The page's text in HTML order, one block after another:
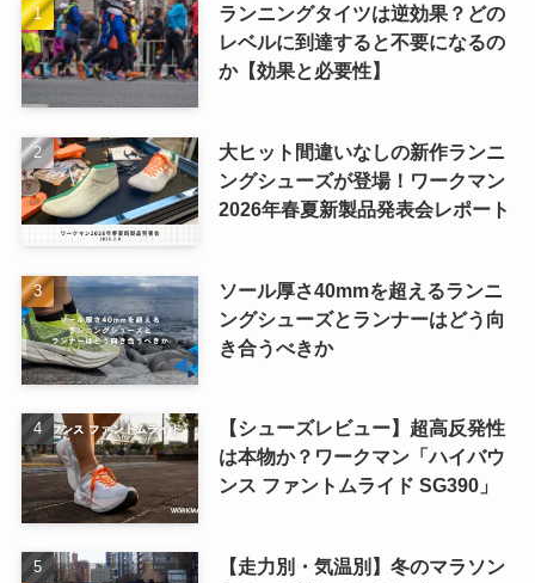
ランニングタイツは逆効果？どの
レベルに到達すると不要になるの
か【効果と必要性】
大ヒット間違いなしの新作ランニ
ングシューズが登場！ワークマン
2026年春夏新製品発表会レポート
ソール厚さ40mmを超えるランニ
ングシューズとランナーはどう向
き合うべきか
【シューズレビュー】超高反発性
は本物か？ワークマン「ハイバウ
ンス ファントムライド SG390」
【走力別・気温別】冬のマラソン